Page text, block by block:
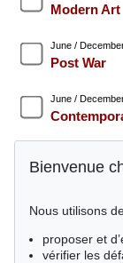
Modern Art
June /
Post War
June /
Rare Books
Êtes-vous
Bienvenue
Nous utilisons
proposer et
vérifier les